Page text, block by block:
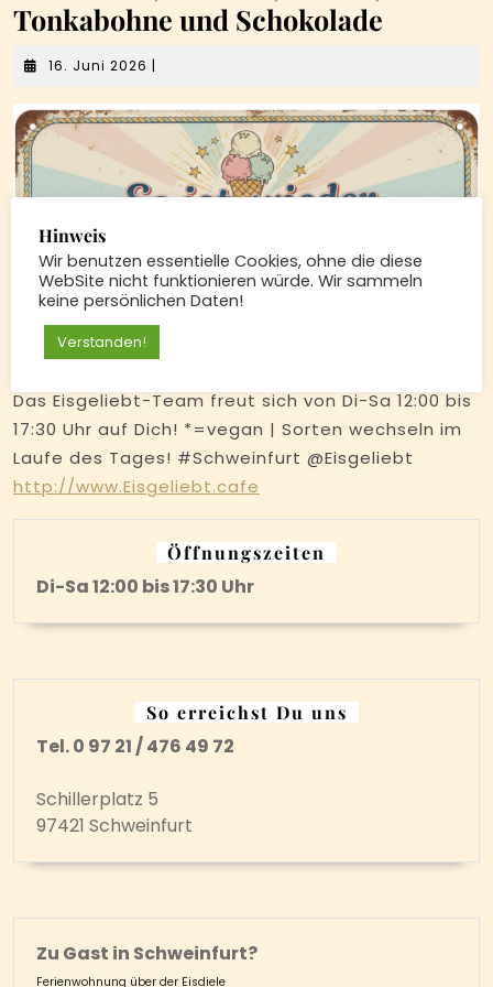
Tonkabohne und Schokolade
16. Juni 2026 16.
2026
|
Das Eisgeliebt-Team freut sich von Di-Sa 12:00 bis
17:30 Uhr auf Dich! *=vegan | Sorten wechseln im
Laufe des Tages! #Schweinfurt @Eisgeliebt
http://www.Eisgeliebt.cafe
Öffnungszeiten
Di-Sa 12:00 bis 17:30 Uhr
So erreichst Du uns
Tel. 0 97 21 / 476 49 72
Schillerplatz 5
97421 Schweinfurt
Zu Gast in Schweinfurt?
Ferienwohnung über der Eisdiele
Hinweis
Wir benutzen essentielle Cookies, ohne die diese
WebSite nicht funktionieren würde. Wir sammeln
keine persönlichen Daten!
Verstanden!